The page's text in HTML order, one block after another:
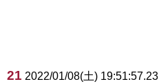
21 2022/01/08(土) 19:51:57.23